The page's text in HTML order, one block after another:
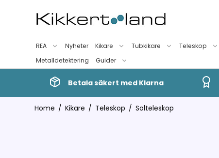
REA Nyheter Kikare Tubkikare Teleskop
Metalldetektering
Guider
Betala säkert med Klarna
Home / Kikare / Teleskop / Solteleskop